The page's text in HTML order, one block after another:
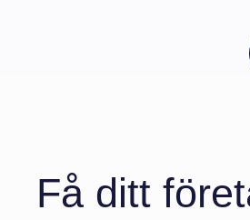
Få ditt